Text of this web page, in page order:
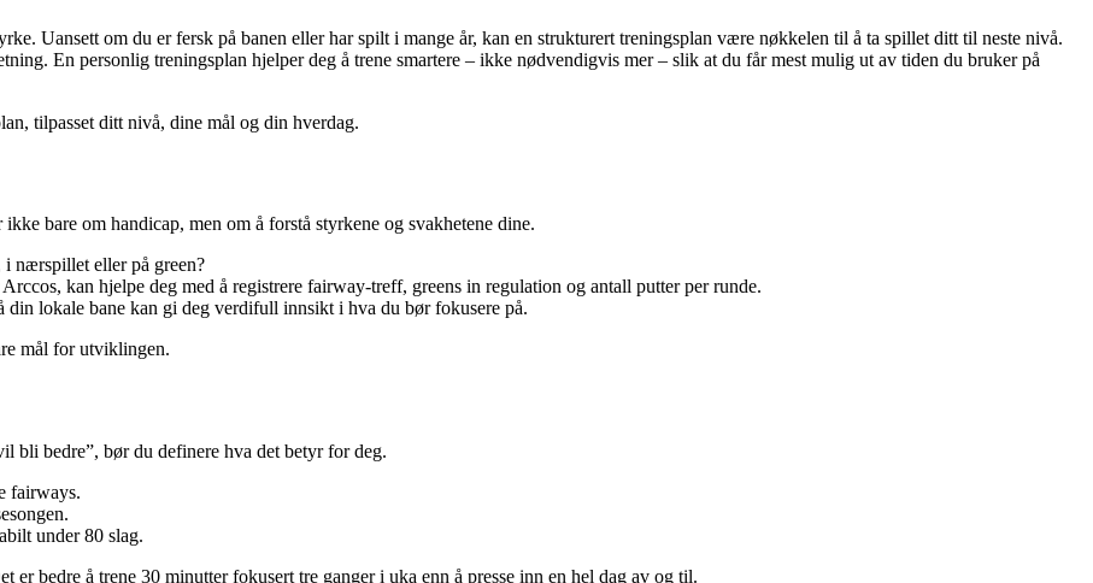
Uansett om du er fersk på banen eller har spilt i mange år, kan en strukturert treningsplan være nøkkelen til å ta spillet ditt til neste nivå.
En personlig treningsplan hjelper deg å trene smartere – ikke nødvendigvis mer – slik at du får mest mulig ut av tiden du bruker på
tilpasset ditt nivå, dine mål og din hverdag.
bare om handicap, men om å forstå styrkene og svakhetene dine.
i nærspillet eller på green?
kan hjelpe deg med å registrere fairway-treff, greens in regulation og antall putter per runde.
din lokale bane kan gi deg verdifull innsikt i hva du bør fokusere på.
mål for utviklingen.
bli bedre”, bør du definere hva det betyr for deg.
fairways.
under 80 slag.
bedre å trene 30 minutter fokusert tre ganger i uka enn å presse inn en hel dag av og til.